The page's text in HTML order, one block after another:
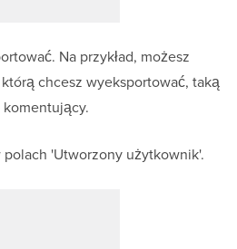
Na przykład, możesz
chcesz wyeksportować, taką
'Utworzony użytkownik'.